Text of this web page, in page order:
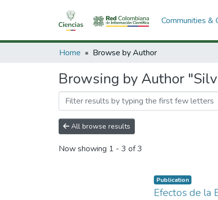
Communities &
Home Browse by Author
Browsing by Author
All browse results
Now showing 1 - 3 of 3
Publication
Efectos de la